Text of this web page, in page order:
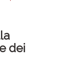
dei